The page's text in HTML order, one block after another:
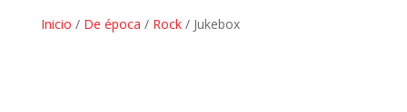
Inicio / De época / Rock/ Jukebox